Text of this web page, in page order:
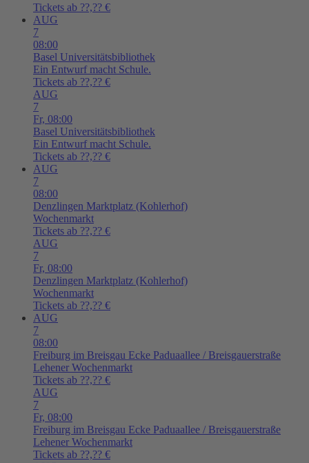
Tickets ab ??,?? €
AUG
7
08:00
Basel Universitätsbibliothek
Ein Entwurf macht Schule.
Tickets ab ??,?? €
AUG
7
Fr, 08:00
Basel Universitätsbibliothek
Ein Entwurf macht Schule.
Tickets ab ??,?? €
AUG
7
08:00
Denzlingen Marktplatz (Kohlerhof)
Wochenmarkt
Tickets ab ??,?? €
AUG
7
Fr, 08:00
Denzlingen Marktplatz (Kohlerhof)
Wochenmarkt
Tickets ab ??,?? €
AUG
7
08:00
Freiburg im Breisgau Ecke Paduaallee / Breisgauerstraße
Lehener Wochenmarkt
Tickets ab ??,?? €
AUG
7
Fr, 08:00
Freiburg im Breisgau Ecke Paduaallee / Breisgauerstraße
Lehener Wochenmarkt
Tickets ab ??,?? €